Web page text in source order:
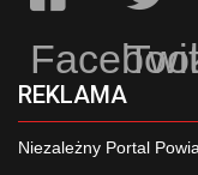
REKLAMA
Niezależny Portal